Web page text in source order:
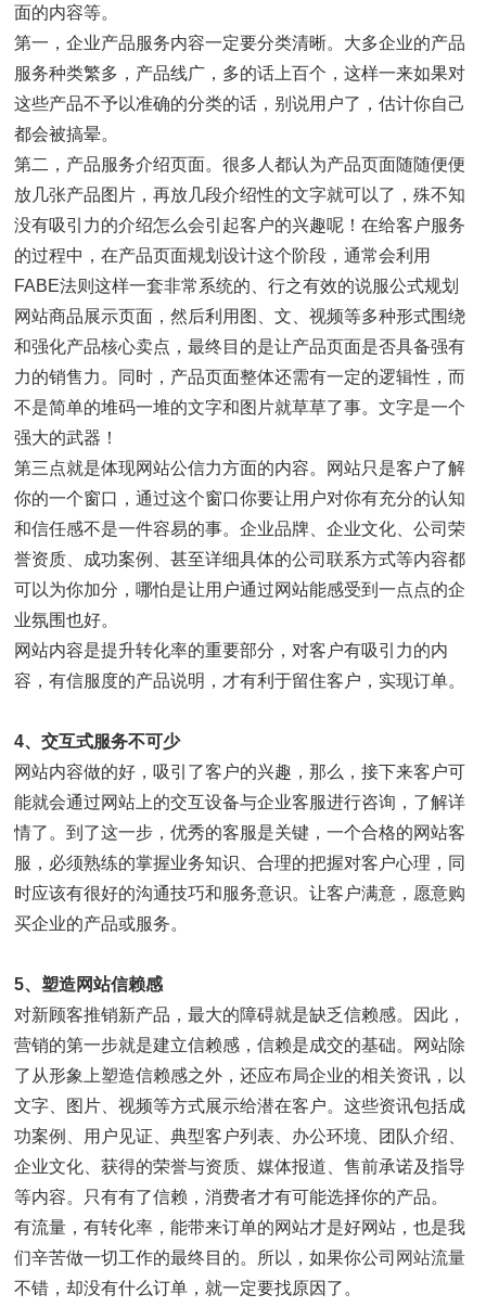
面的内容等。
第一，企业产品服务内容一定要分类清晰。大多企业的产品
服务种类繁多，产品线广，多的话上百个，这样一来如果对
这些产品不予以准确的分类的话，别说用户了，估计你自己
都会被搞晕。
第二，产品服务介绍页面。很多人都认为产品页面随随便便
放几张产品图片，再放几段介绍性的文字就可以了，殊不知
没有吸引力的介绍怎么会引起客户的兴趣呢！在给客户服务
的过程中，在产品页面规划设计这个阶段，通常会利用
FABE法则这样一套非常系统的、行之有效的说服公式规划
网站商品展示页面，然后利用图、文、视频等多种形式围绕
和强化产品核心卖点，最终目的是让产品页面是否具备强有
力的销售力。同时，产品页面整体还需有一定的逻辑性，而
不是简单的堆码一堆的文字和图片就草草了事。文字是一个
强大的武器！
第三点就是体现网站公信力方面的内容。网站只是客户了解
你的一个窗口，通过这个窗口你要让用户对你有充分的认知
和信任感不是一件容易的事。企业品牌、企业文化、公司荣
誉资质、成功案例、甚至详细具体的公司联系方式等内容都
可以为你加分，哪怕是让用户通过网站能感受到一点点的企
业氛围也好。
网站内容是提升转化率的重要部分，对客户有吸引力的内
容，有信服度的产品说明，才有利于留住客户，实现订单。
4、交互式服务不可少
网站内容做的好，吸引了客户的兴趣，那么，接下来客户可
能就会通过网站上的交互设备与企业客服进行咨询，了解详
情了。到了这一步，优秀的客服是关键，一个合格的网站客
服，必须熟练的掌握业务知识、合理的把握对客户心理，同
时应该有很好的沟通技巧和服务意识。让客户满意，愿意购
买企业的产品或服务。
5、塑造网站信赖感
对新顾客推销新产品，最大的障碍就是缺乏信赖感。因此，
营销的第一步就是建立信赖感，信赖是成交的基础。网站除
了从形象上塑造信赖感之外，还应布局企业的相关资讯，以
文字、图片、视频等方式展示给潜在客户。这些资讯包括成
功案例、用户见证、典型客户列表、办公环境、团队介绍、
企业文化、获得的荣誉与资质、媒体报道、售前承诺及指导
等内容。只有有了信赖，消费者才有可能选择你的产品。
有流量，有转化率，能带来订单的网站才是好网站，也是我
们辛苦做一切工作的最终目的。所以，如果你公司 网站流量
不错，却没有什么订单，就一定要找原因了。